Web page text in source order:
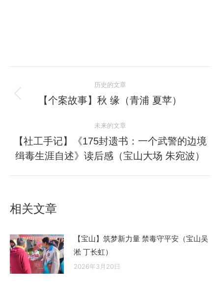
章
航
历史的文章
历
的
文
章：
【个案故事】秋 缘（青浦 夏苹）
未来的文章
未
来
的
【社工手记】《175封遗书：一个武警的边境
缉毒生涯自述》读后感（宝山大场 朱宛波）
相关文章
【宝山】筑梦新力量 禁毒守平安（宝山吴
淞 丁长虹）
2026年3月20日